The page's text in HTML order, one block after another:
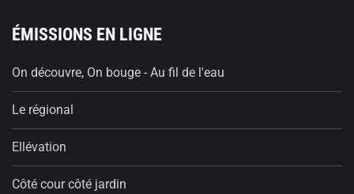
ÉMISSIONS EN LIGNE
On découvre, On bouge - Au fil de l'eau
Le régional
Ellévation
Côté cour côté jardin